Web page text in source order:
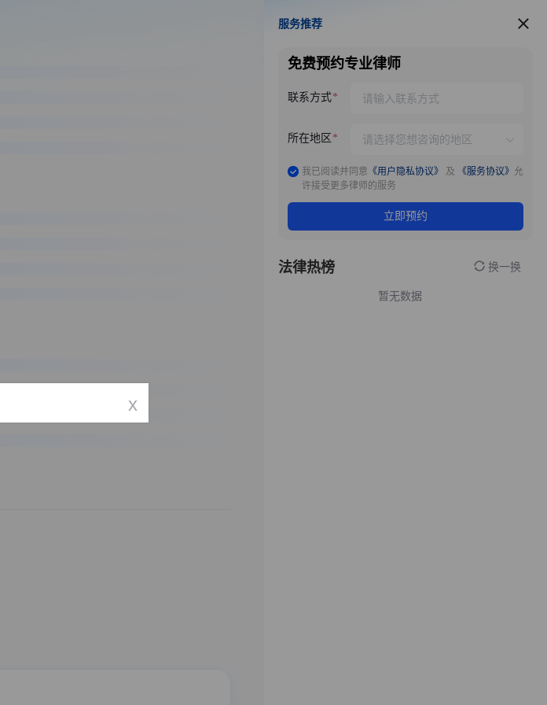
服务推荐
服务推荐
免费预约专业律师
联系方式
所在地区
我已阅读并同意 《用户隐私协议》 及 《服务协议》 允
许接受更多律师的服务
立即预约
法律热榜 换一换
暂无数据
x